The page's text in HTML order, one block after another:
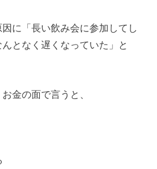
に「長い飲み会に参加してし
となく遅くなっていた」と
金の面で言うと、